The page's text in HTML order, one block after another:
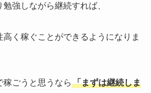
強しながら継続すれば、
高く稼ぐことができるようになりま
稼ごうと思うなら 「まずは継続しま